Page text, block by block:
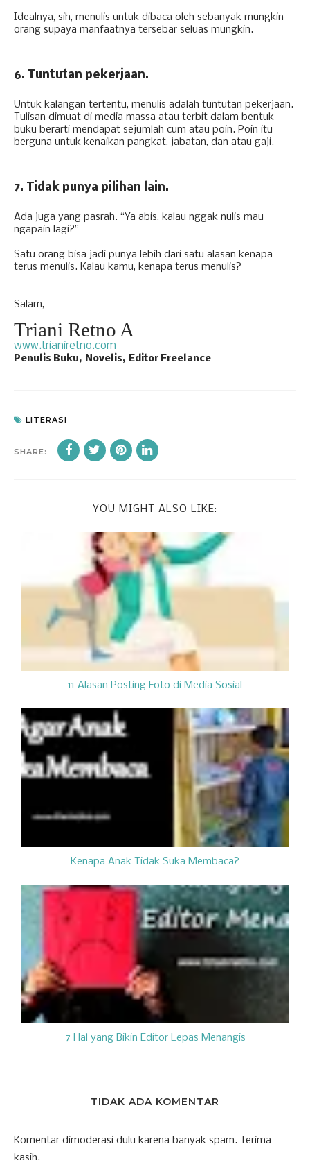
Idealnya, sih, menulis untuk dibaca oleh sebanyak mungkin
orang supaya manfaatnya tersebar seluas mungkin.
6. Tuntutan pekerjaan.
Untuk kalangan tertentu, menulis adalah tuntutan pekerjaan.
Tulisan dimuat di media massa atau terbit dalam bentuk
buku berarti mendapat sejumlah cum atau poin. Poin itu
berguna untuk kenaikan pangkat, jabatan, dan atau gaji.
7. Tidak punya pilihan lain.
Ada juga yang pasrah. “Ya abis, kalau nggak nulis mau
ngapain lagi?”
Satu orang bisa jadi punya lebih dari satu alasan kenapa
terus menulis. Kalau kamu, kenapa terus menulis?
Salam,
Triani Retno A
www.trianiretno.com
Penulis Buku, Novelis, Editor Freelance
LITERASI
SHARE:
YOU MIGHT ALSO LIKE:
11 Alasan Posting Foto di Media Sosial
Kenapa Anak Tidak Suka Membaca?
7 Hal yang Bikin Editor Lepas Menangis
TIDAK ADA KOMENTAR
Komentar dimoderasi dulu karena banyak spam. Terima